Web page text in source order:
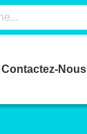
Contactez-Nous